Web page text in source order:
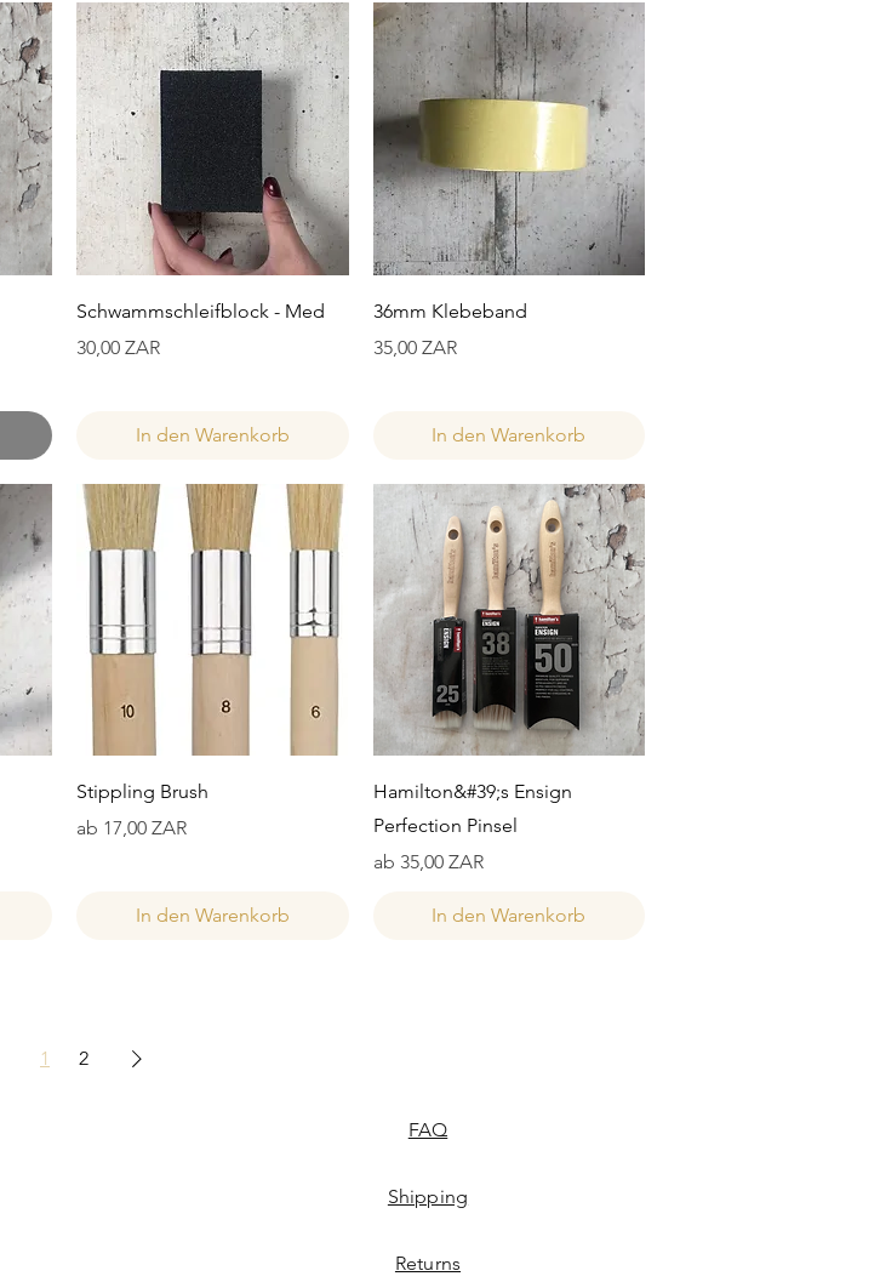
Schnellansicht
Schwammschleifblock - Med
Preis
30,00 ZAR
In den Warenkorb
Schnellansicht
36mm Klebeband
Preis
35,00 ZAR
In den Warenkorb
Schnellansicht
Stippling Brush
ab 17,00 ZAR
Sale-Preis
In den Warenkorb
Schnellansicht
Hamilton&#39;s Ensign
Perfection Pinsel
ab 35,00 ZAR
Sale-Preis
In den Warenkorb
1 2
FAQ
Shipping
Returns